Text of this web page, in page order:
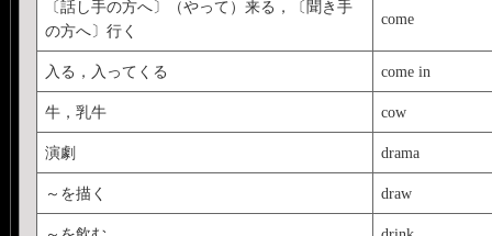
〔話し手の方へ〕（やって）来る，〔聞き手
の方へ〕行く
come
入る，入ってくる come in
牛，乳牛 cow
演劇 drama
～を描く draw